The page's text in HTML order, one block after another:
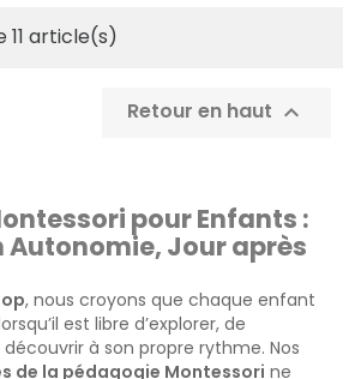
11 article(s)
Retour en haut 
pour Enfants :
Autonomie, Jour après
, nous croyons que chaque enfant
est libre d’explorer, de
à son propre rythme. Nos
de la pédagogie Montessori ne